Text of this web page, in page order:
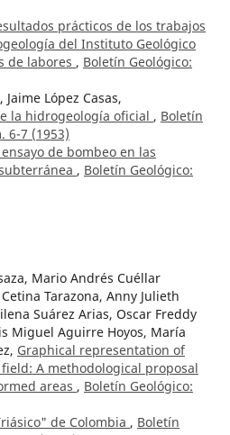
prácticos de los trabajos
del Instituto Geológico
de labores , Boletín Geológico:
López Casas,
la hidrogeología oficial , Boletín
6-7 (1953)
ensayo de bombeo en las
, Boletín Geológico:
Mario Andrés Cuéllar
Tarazona, Anny Julieth
Suárez Arias, Oscar Freddy
Miguel Aguirre Hoyos, María
Graphical representation of
A methodological proposal
areas , Boletín Geológico:
de Colombia , Boletín